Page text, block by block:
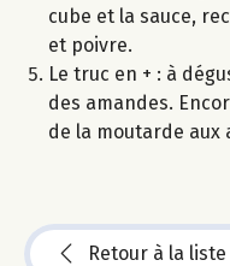
cube et la sauce,
et poivre.
Le truc en + : à
des amandes.
de la moutarde aux
Retour à la liste